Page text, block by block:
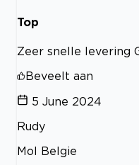
Top
Zeer snelle levering
Beveelt aan
5 June 2024
Rudy
Mol Belgie